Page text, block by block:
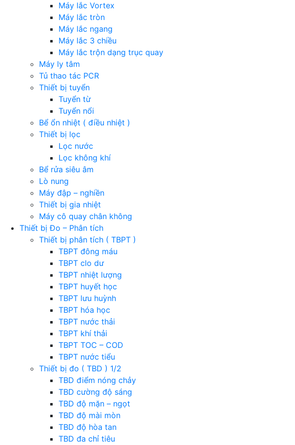
Máy lắc Vortex
Máy lắc tròn
Máy lắc ngang
Máy lắc 3 chiều
Máy lắc trộn dạng trục quay
Máy ly tâm
Tủ thao tác PCR
Thiết bị tuyển
Tuyển từ
Tuyển nổi
Bể ổn nhiệt ( điều nhiệt )
Thiết bị lọc
Lọc nước
Lọc không khí
Bể rửa siêu âm
Lò nung
Máy đập – nghiền
Thiết bị gia nhiệt
Máy cô quay chân không
Thiết bị Đo – Phân tích
Thiết bị phân tích ( TBPT )
TBPT đông máu
TBPT clo dư
TBPT nhiệt lượng
TBPT huyết học
TBPT lưu huỳnh
TBPT hóa học
TBPT nước thải
TBPT khí thải
TBPT TOC – COD
TBPT nước tiểu
Thiết bị đo ( TBD ) 1/2
TBD điểm nóng chảy
TBD cường độ sáng
TBD độ mặn – ngọt
TBD độ mài mòn
TBD độ hòa tan
TBD đa chỉ tiêu